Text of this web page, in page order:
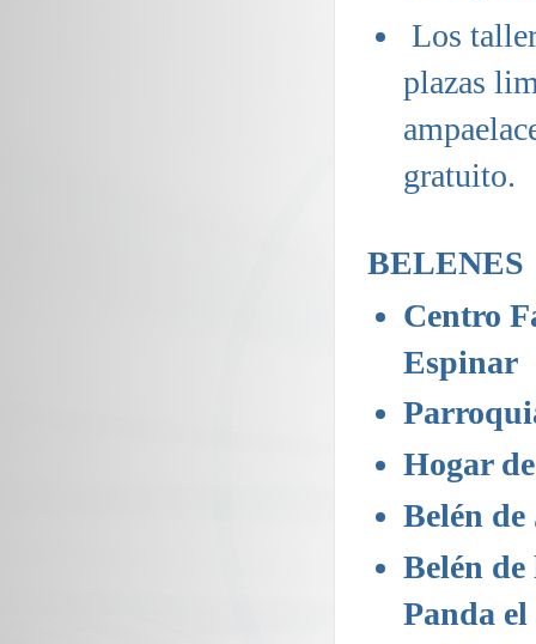
Los
plazas
gratuito.
BELENES
Centro
Espinar
Hogar
Belén
Belén
Panda